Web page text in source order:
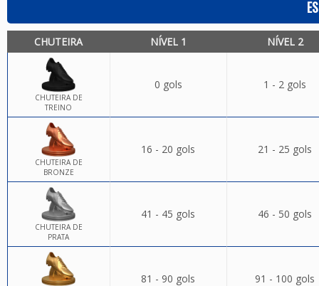
CHUTEIRA NÍVEL 1 NÍVEL 2
CHUTEIRA DE
TREINO
0 gols 1 - 2 gols
CHUTEIRA DE
BRONZE
16 - 20 gols 21 - 25 gols
CHUTEIRA DE
PRATA
41 - 45 gols 46 - 50 gols
81 - 90 gols 91 - 100 gols